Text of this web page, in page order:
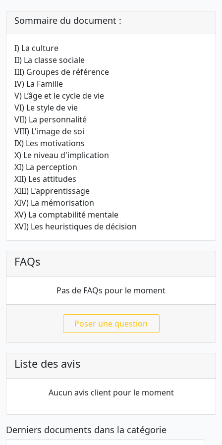
Sommaire du document :
I) La culture
II) La classe sociale
III) Groupes de référence
IV) La Famille
V) L’âge et le cycle de vie
VI) Le style de vie
VII) La personnalité
VIII) L'image de soi
IX) Les motivations
X) Le niveau d'implication
XI) La perception
XII) Les attitudes
XIII) L'apprentissage
XIV) La mémorisation
XV) La comptabilité mentale
XVI) Les heuristiques de décision
FAQs
Pas de FAQs pour le moment
Poser une question
Liste des avis
Aucun avis client pour le moment
Derniers documents dans la catégorie